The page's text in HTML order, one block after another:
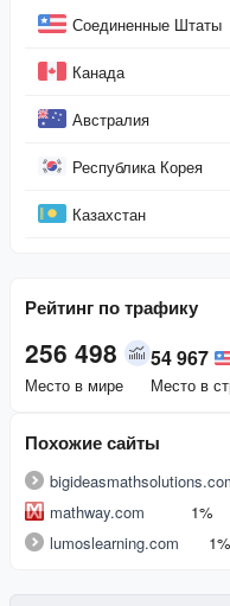
СтранаСоединенные Штаты
Канада
Австралия
Республика Корея
Казахстан
Рейтинг по трафику
256 498
Место в мире
54 967
Место в
Похожие сайты
mathway.com
1%
lumoslearning.com
1%